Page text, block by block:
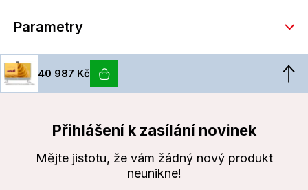
Parametry
40 987 Kč
Přihlášení k zasílání novinek
Mějte jistotu, že vám žádný nový produkt
neunikne!